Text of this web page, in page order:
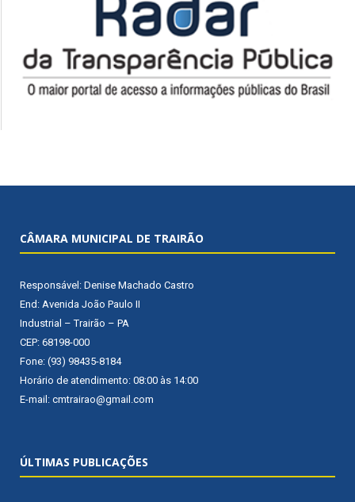
CÂMARA MUNICIPAL DE TRAIRÃO
Responsável: Denise Machado Castro
End: Avenida João Paulo II
Industrial – Trairão – PA
CEP: 68198-000
Fone: (93) 98435-8184
Horário de atendimento: 08:00 às 14:00
E-mail: cmtrairao@gmail.com
ÚLTIMAS PUBLICAÇÕES